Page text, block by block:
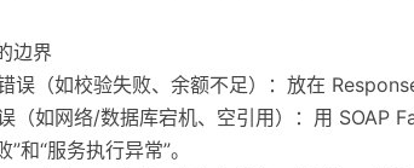
边界
误（如校验失败、余额不足）：放在
（如网络/数据库宕机、空引用）：用 SOAP
和“服务执行异常”。